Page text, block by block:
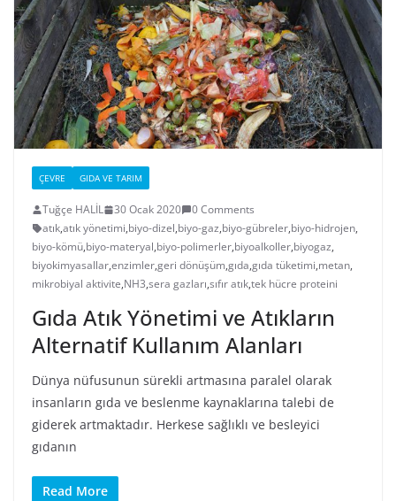
ÇEVRE GIDA VE TARIM
Tuğçe HALİL 30 Ocak 2020
0 Comments
atık,atık yönetimi,biyo-dizel,biyo-gaz,biyo-gübreler,biyo-hidrojen,
biyo-kömü,biyo-materyal,biyo-polimerler,biyoalkoller,biyogaz,
biyokimyasallar,enzimler,geri dönüşüm,gıda,gıda tüketimi,metan,
mikrobiyal aktivite,NH3,sera gazları,sıfır atık,tek hücre proteini
Gıda Atık Yönetimi ve Atıkların
Alternatif Kullanım Alanları
Dünya nüfusunun sürekli artmasına paralel olarak
insanların gıda ve beslenme kaynaklarına talebi de
giderek artmaktadır. Herkese sağlıklı ve besleyici
gıdanın
Read More